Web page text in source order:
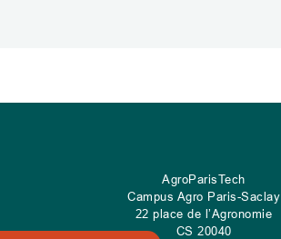
AgroParisTech
Campus Agro Paris-Saclay
22 place de l’Agronomie
CS 20040